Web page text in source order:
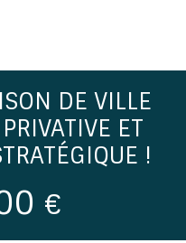
DE VILLE
ET
!
€